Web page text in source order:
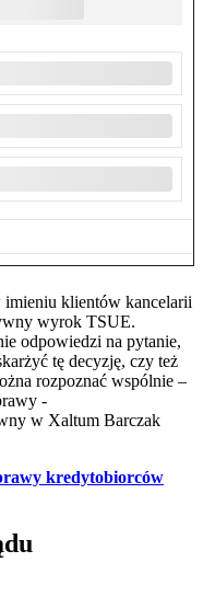
imieniu klientów kancelarii
wyrok TSUE.
odpowiedzi na pytanie,
tę decyzję, czy też
rozpoznać wspólnie –
-
w Xaltum Barczak
kredytobiorców